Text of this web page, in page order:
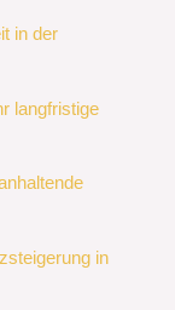
in der
langfristige
in